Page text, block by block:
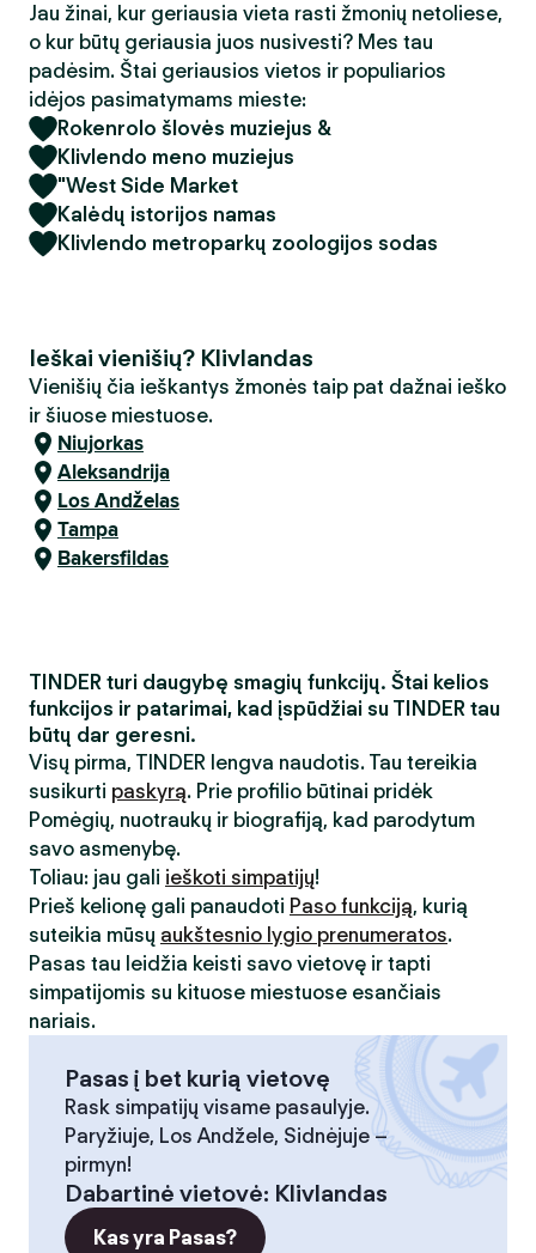
Jau žinai, kur geriausia vieta rasti žmonių netoliese,
o kur būtų geriausia juos nusivesti? Mes tau
padėsim. Štai geriausios vietos ir populiarios
idėjos pasimatymams mieste:
Rokenrolo šlovės muziejus &
Klivlendo meno muziejus
"West Side Market
Kalėdų istorijos namas
Klivlendo metroparkų zoologijos sodas
Ieškai vienišių? Klivlandas
Vienišių čia ieškantys žmonės taip pat dažnai ieško
ir šiuose miestuose.
Niujorkas
Aleksandrija
Los Andželas
Tampa
Bakersfildas
TINDER turi daugybę smagių funkcijų. Štai kelios
funkcijos ir patarimai, kad įspūdžiai su TINDER tau
būtų dar geresni.
Visų pirma, TINDER lengva naudotis. Tau tereikia
susikurti paskyrą. Prie profilio būtinai pridėk
Pomėgių, nuotraukų ir biografiją, kad parodytum
savo asmenybę.
Toliau: jau gali ieškoti simpatijų!
Prieš kelionę gali panaudoti Paso funkciją, kurią
suteikia mūsų aukštesnio lygio prenumeratos.
Pasas tau leidžia keisti savo vietovę ir tapti
simpatijomis su kituose miestuose esančiais
nariais.
Pasas į bet kurią vietovę
Rask simpatijų visame pasaulyje.
Paryžiuje, Los Andžele, Sidnėjuje –
pirmyn!
Dabartinė vietovė: Klivlandas
Kas yra Pasas?